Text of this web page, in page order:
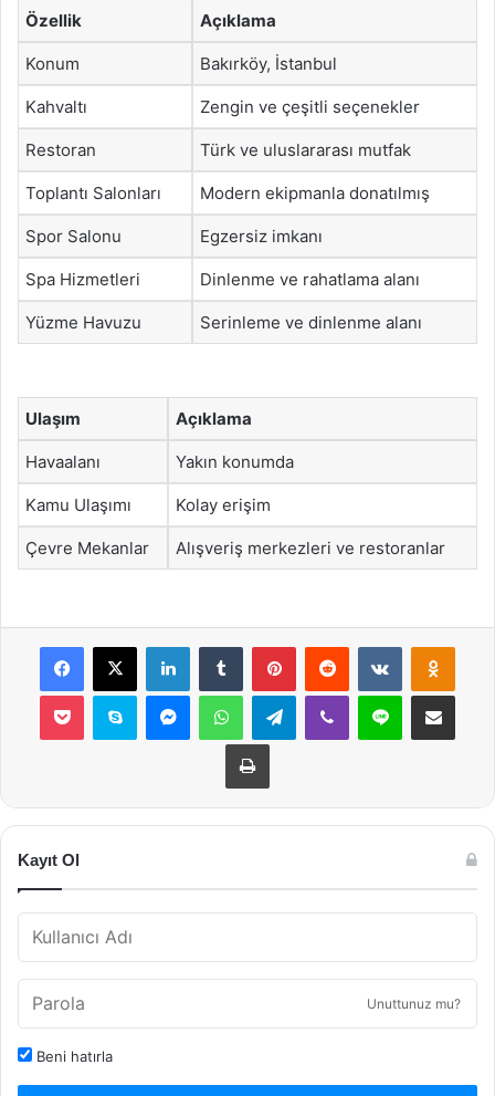
Özellik Açıklama
Konum Bakırköy, İstanbul
Kahvaltı Zengin ve çeşitli seçenekler
Restoran Türk ve uluslararası mutfak
Toplantı Salonları Modern ekipmanla donatılmış
Spor Salonu Egzersiz imkanı
Spa Hizmetleri Dinlenme ve rahatlama alanı
Yüzme Havuzu Serinleme ve dinlenme alanı
Ulaşım Açıklama
Havaalanı Yakın konumda
Kamu Ulaşımı Kolay erişim
Çevre Mekanlar Alışveriş merkezleri ve restoranlar
Facebook
X LinkedInTumblr PinterestReddit VKontakte
Pocket Skype MessengerWhatsAppTelegramViber Line E-Posta ile
Yazdır
Kayıt Ol
Unuttunuz mu?
Beni hatırla